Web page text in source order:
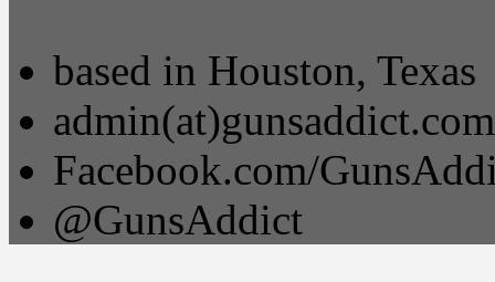
based in Houston, Texas
admin(at)gunsaddict.com
Facebook.com/
@GunsAddict